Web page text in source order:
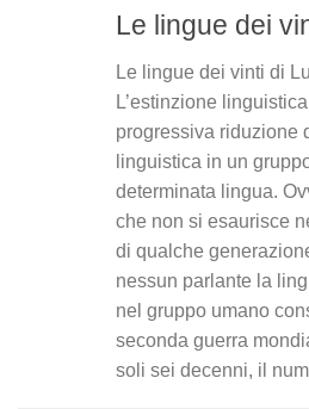
Le lingue dei
Le lingue dei vinti di
L’estinzione
progressiva riduzione
linguistica in un
determinata lingua.
che non si esaurisce
di qualche
nessun parlante la
nel gruppo umano
seconda guerra
soli sei decenni, il